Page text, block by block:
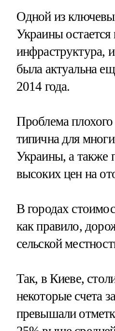
Одной из
Украины остается
инфраструктура,
была актуальна
2014 года.
Проблема
типична для
Украины, а также
высоких цен на
В городах
как правило,
сельской
Так, в Киеве,
некоторые счета
превышали